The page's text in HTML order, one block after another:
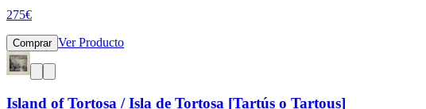
275€
Comprar Ver Producto
Island of Tortosa / Isla de Tortosa [Tartús o Tartous]